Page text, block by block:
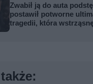
Zwabił ją do auta
postawił potworne
tragedii, która